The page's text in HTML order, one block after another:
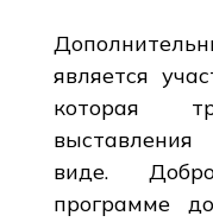
является
которая
виде.
программе